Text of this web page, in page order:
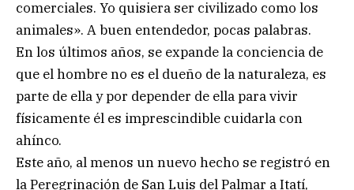
comerciales. Yo quisiera ser civilizado como los
animales». A buen entendedor, pocas palabras.
En los últimos años, se expande la conciencia de
que el hombre no es el dueño de la naturaleza, es
parte de ella y por depender de ella para vivir
físicamente él es imprescindible cuidarla con
ahínco.
Este año, al menos un nuevo hecho se registró en
la Peregrinación de San Luis del Palmar a Itatí,